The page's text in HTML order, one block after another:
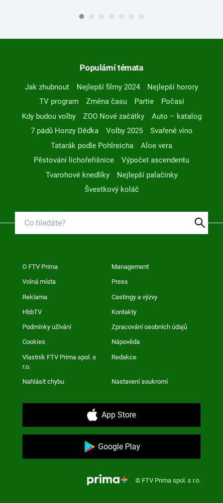
Populární témata
Jak zhubnout Nejlepší filmy 2024
Nejlepší horory
TV program
Změna času Partie
Počasí
Kdy budou volby
ZOO Nové začátky
Auto – katalog
7 pádů Honzy Dědka
Volby 2025
Svařené víno
Tatarák podle Pohlreicha
Aloe vera
Pěstování lichořeřišnice
Výpočet ascendentu
Tvarohové knedlíky
Nejlepší palačinky
Švestkový koláč
O FTV Prima Management
Volná místa Press
Reklama Castingy a výzvy
HbbTV Kontakty
Podmínky užívání Zpracování osobních údajů
Cookies Nápověda
Vlastník FTV Prima spol. s
r.o.
Redakce
Nahlásit chybu Nastavení soukromí
App Store
Google Play
© FTV Prima spol. s r.o.